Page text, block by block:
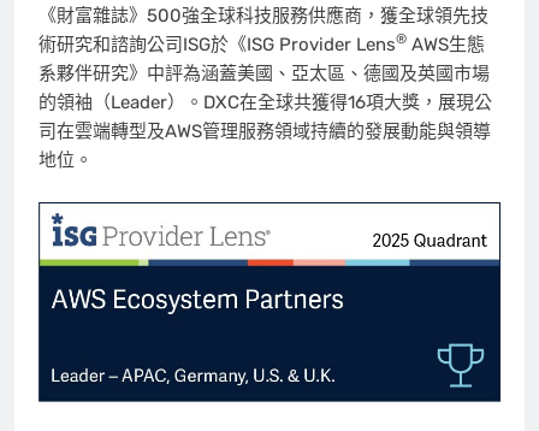
《財富雜誌》500強全球科技服務供應商，獲全球領先技
術研究和諮詢公司ISG於《ISG Provider Lens® AWS生態
系夥伴研究》中評為涵蓋美國、亞太區、德國及英國市場
的領袖（Leader）。DXC在全球共獲得16項大獎，展現公
司在雲端轉型及AWS管理服務領域持續的發展動能與領導
地位。